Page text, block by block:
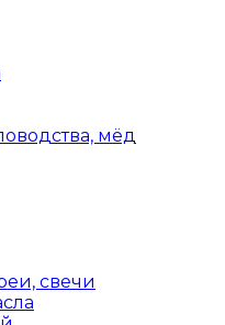
мёд
свечи